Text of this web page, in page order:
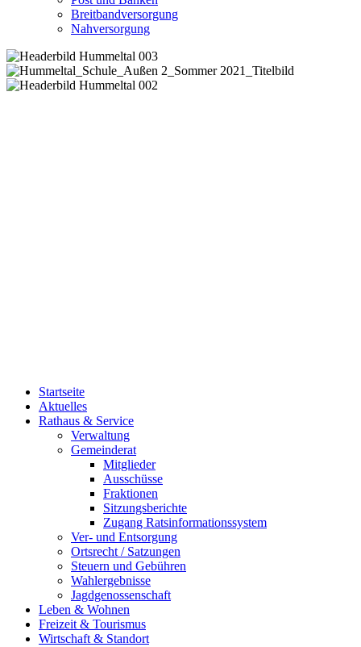
Breitbandversorgung
Nahversorgung
Startseite
Aktuelles
Rathaus & Service
Verwaltung
Gemeinderat
Mitglieder
Ausschüsse
Fraktionen
Sitzungsberichte
Zugang Ratsinformationssystem
Ver- und Entsorgung
Ortsrecht / Satzungen
Steuern und Gebühren
Wahlergebnisse
Jagdgenossenschaft
Leben & Wohnen
Freizeit & Tourismus
Wirtschaft & Standort